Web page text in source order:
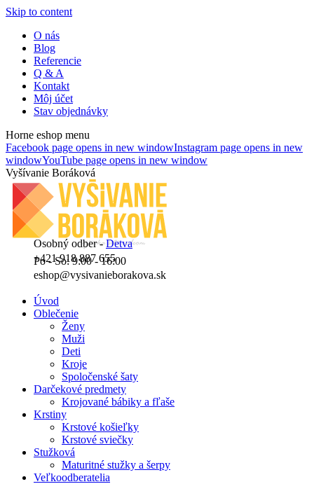
Skip to content
O nás
Blog
Referencie
Q & A
Kontakt
Môj účet
Stav objednávky
Horne eshop menu
Facebook page opens in new windowInstagram page opens in new
windowYouTube page opens in new window
Vyšívanie Boráková
Osobný odber -Detva
Po - So: 9:00 - 16:00
+421 918 887 655
eshop@vysivanieborakova.sk
Úvod
Oblečenie
Ženy
Muži
Deti
Kroje
Spoločenské šaty
Darčekové predmety
Krojované bábiky a fľaše
Krstiny
Krstové košieľky
Krstové sviečky
Stužková
Maturitné stužky a šerpy
Veľkoodberatelia